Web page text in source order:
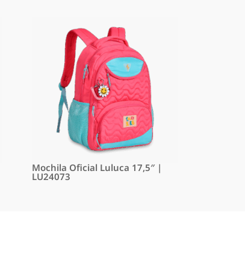
Mochila Oficial Luluca 17,5″ |
LU24073